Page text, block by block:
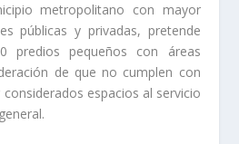
metropolitano con mayor
públicas y privadas, pretende
predios pequeños con áreas
de que no cumplen con
espacios al servicio